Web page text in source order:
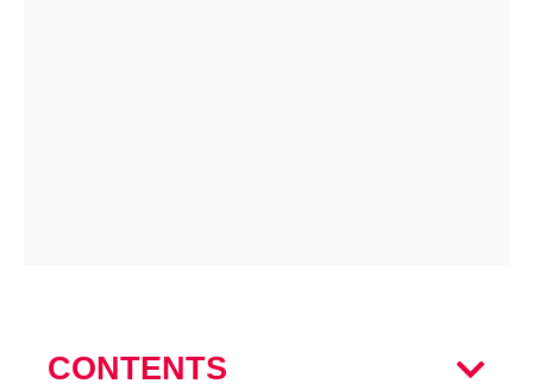
CONTENTS